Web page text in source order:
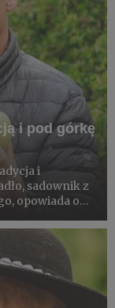
i pod górkę
i
sadownik z
opowiada o